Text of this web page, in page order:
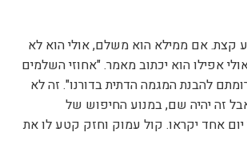
קצת. אם ממילא הוא משלם, אולי הוא לא
אפילו הוא יכתוב מאמר. "אחוזי השלמים
להבנת המגמה הדתית בדורנו". זה לא
זה יהיה שם, במנוע החיפוש של
יום אחד יקראו. קול עמוק וחזק קטע לו את